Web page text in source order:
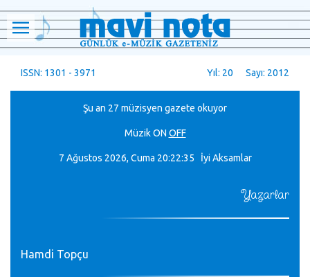
ISSN: 1301 - 3971 Yıl: 20 Sayı: 2012
Şu an 27 müzisyen gazete okuyor
MüzikON OFF
7 Ağustos 2026, Cuma 20:22:36 İyi Aksamlar
Yazarlar
Hamdi Topçu